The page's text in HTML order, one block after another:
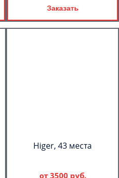
Заказать
Higer, 43 места
от 3500 руб.